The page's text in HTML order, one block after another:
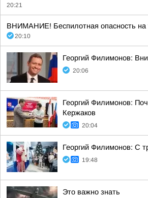
20:21
ВНИМАНИЕ! Беспилотная опасность на
20:10
Георгий Филимонов:
20:06
Георгий Филимонов:
Кержаков
20:04
Георгий Филимонов: С
19:48
Это важно знать